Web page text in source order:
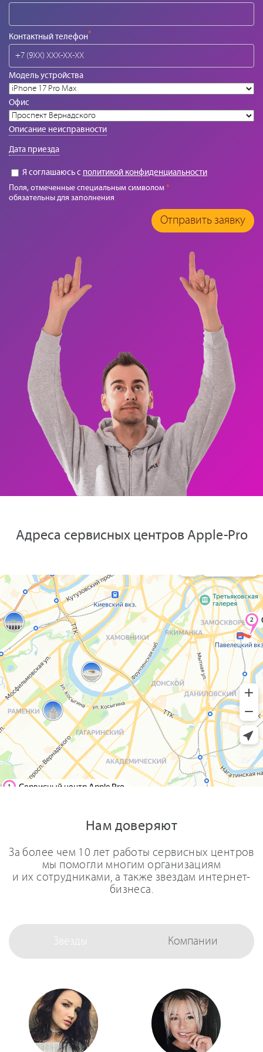
Контактный телефон*
Модель устройства
Офис
Описание неисправности
Дата приезда
Я соглашаюсь с политикой конфиденциальности
Поля, отмеченные специальным символом*
обязательны для заполнения
Отправить заявку
Адреса сервисных центров Apple-Pro
Нам доверяют
За более чем 10 лет работы сервисных центров
мы помогли многим организациям
и их сотрудниками, а также звездам интернет-
бизнеса.
Звезды Компании